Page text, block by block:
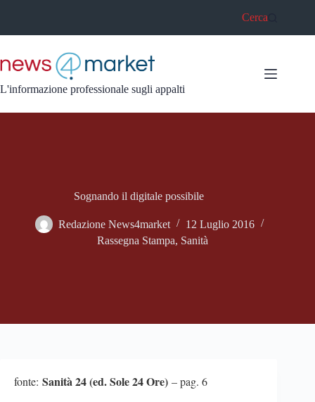
Cerca
L'informazione professionale sugli appalti
Sognando il digitale possibile
Redazione News4market
12 Luglio 2016
Rassegna Stampa, Sanità
fonte: Sanità 24 (ed. Sole 24 Ore) – pag. 6